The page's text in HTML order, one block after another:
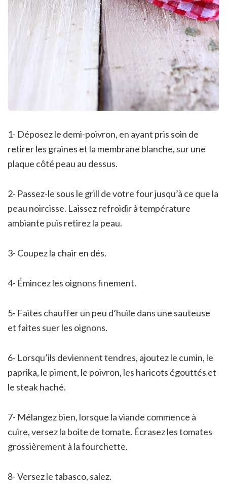
1- Déposez le demi-poivron, en ayant pris soin de
retirer les graines et la membrane blanche, sur une
plaque côté peau au dessus.
2- Passez-le sous le grill de votre four jusqu’à ce que la
peau noircisse. Laissez refroidir à température
ambiante puis retirez la peau.
3- Coupez la chair en dés.
4- Émincez les oignons finement.
5- Faites chauffer un peu d’huile dans une sauteuse
et faites suer les oignons.
6- Lorsqu’ils deviennent tendres, ajoutez le cumin, le
paprika, le piment, le poivron, les haricots égouttés et
le steak haché.
7- Mélangez bien, lorsque la viande commence à
cuire, versez la boite de tomate. Écrasez les tomates
grossièrement à la fourchette.
8- Versez le tabasco, salez.